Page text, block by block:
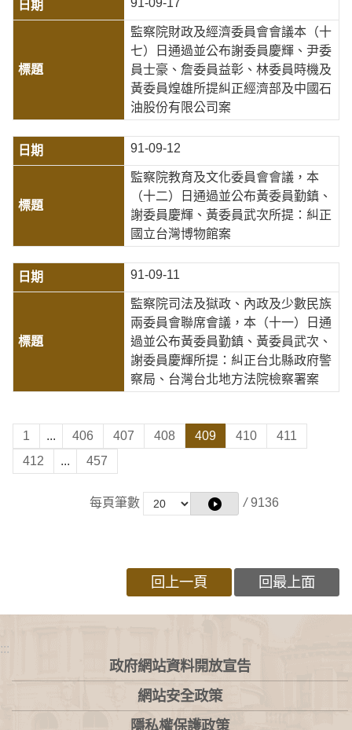
91-09-17
監察院財政及經濟委員會會議本（十
七）日通過並公布謝委員慶輝、尹委
員士豪、詹委員益彰、林委員時機及
黃委員煌雄所提糾正經濟部及中國石
油股份有限公司案
91-09-12
監察院教育及文化委員會會議，本
（十二）日通過並公布黃委員勤鎮、
謝委員慶輝、黃委員武次所提：糾正
國立台灣博物館案
91-09-11
監察院司法及獄政、內政及少數民族
兩委員會聯席會議，本（十一）日通
過並公布黃委員勤鎮、黃委員武次、
謝委員慶輝所提：糾正台北縣政府警
察局、台灣台北地方法院檢察署案
1 ... 406 407 408 409 410
411
412
... 457
每頁筆數 / 9136
回上一頁 回最上面
:::
政府網站資料開放宣告
網站安全政策
隱私權保護政策